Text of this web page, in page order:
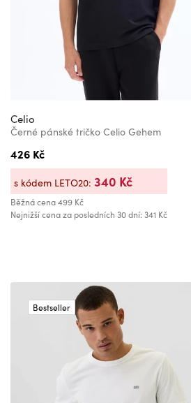
Celio
Černé pánské tričko Celio Gehem
426 Kč
Běžná cena499 Kč
Nejnižší cena za posledních 30 dní: 341 Kč
s kódem LETO20: 340 Kč
Bestseller